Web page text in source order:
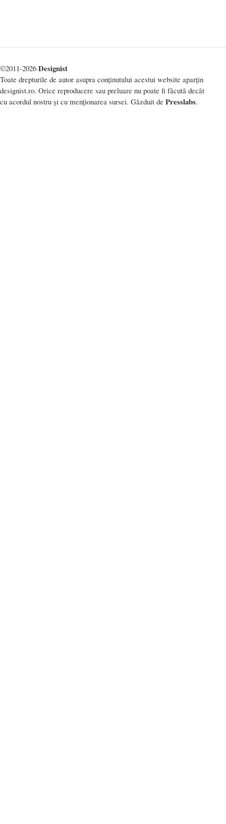
©2011-2026 Designist
Toate drepturile de autor asupra conținutului acestui website aparțin
designist.ro. Orice reproducere sau preluare nu poate fi făcută decât
cu acordul nostru și cu menționarea sursei. Găzduit de Presslabs.